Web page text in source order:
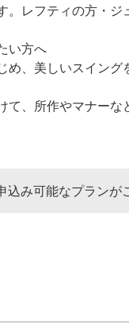
。レフティの方・ジ
い方へ
、美しいスイング
、所作やマナーな
指したい方へ
をチェックし改善
お悩みもレッスン
込み可能なプランが